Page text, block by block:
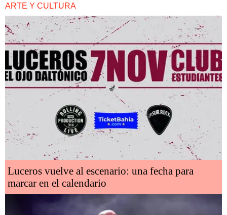
ARTE Y CULTURA
Luceros vuelve al escenario: una fecha para
marcar en el calendario